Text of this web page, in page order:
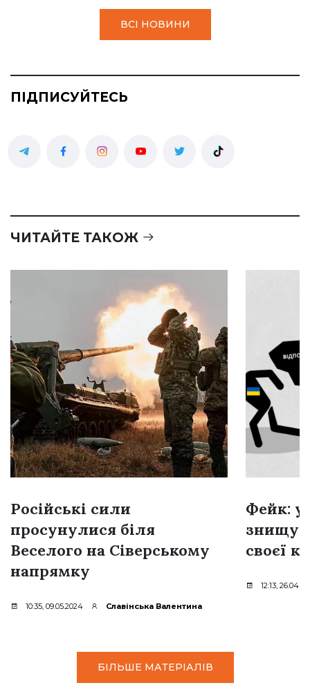
ВСІ НОВИНИ
ПІДПИСУЙТЕСЬ
ЧИТАЙТЕ ТАКОЖ
Російські сили
просунулися біля
Веселого на Сіверському
напрямку
10:35, 09.05.2024 Славінська Валентина
Фейк:
своєї
12:13,
БІЛЬШЕ МАТЕРІАЛІВ